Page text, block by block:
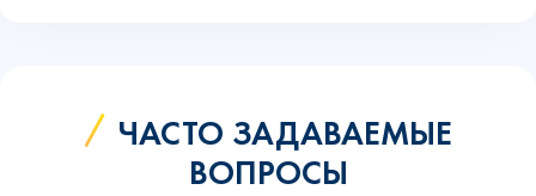
ЧАСТО ЗАДАВАЕМЫЕ
ВОПРОСЫ